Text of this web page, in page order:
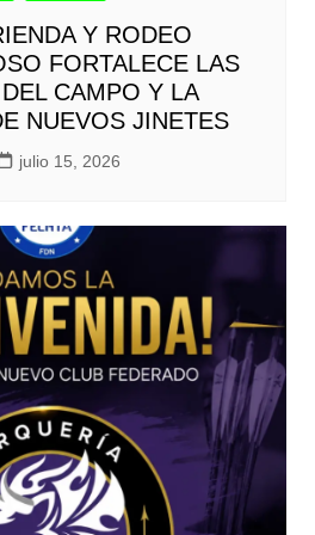
Y RODEO
FORTALECE LAS
CAMPO Y LA
NUEVOS JINETES
julio 15, 2026